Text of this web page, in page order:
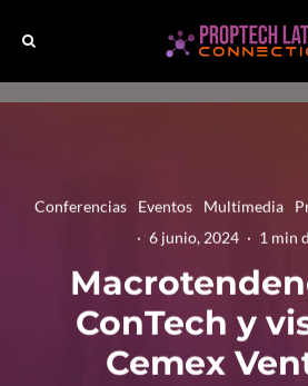
Conferencias Eventos Multimedia
· 6 junio, 2024 · 1 min
ConTech y
Cemex